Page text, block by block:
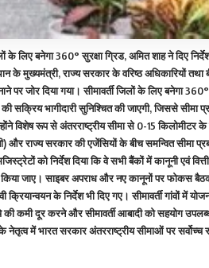
के लिए बनेगा 360° सुरक्षा ग्रिड, अमित शाह ने दिए
के मुख्यमंत्री, राज्य सरकार के वरिष्ठ
दिया गया। सीमावर्ती जिलों के लिए बनेगा
सक्रिय भागीदारी सुनिश्चित की जाएगी, जिससे
विशेष रूप से अंतरराष्ट्रीय सीमा से 0-15 किलोमीटर
और राज्य सरकार की एजेंसियों के बीच समन्वित
को निर्देश दिया कि वे सभी बैंकों में कानूनी
जाए। साइबर अपराध और नए कानूनों पर फोकस
के निर्देश भी दिए गए। सीमावर्ती गांवों में
कमी दूर करने और सीमावर्ती आबादी को सहयोग
नेतृत्व में भारत सरकार अंतरराष्ट्रीय सीमाओं पर